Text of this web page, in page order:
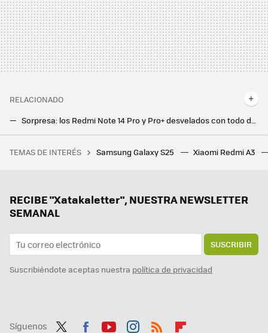
RELACIONADO
Sorpresa: los Redmi Note 14 Pro y Pro+ desvelados con todo detalle por la mismísima Xiaomi
Xiaomi Mix Flip, una apuesta al todo o nada para un móvil plegable que derrocha potencia y carácter
Tormenta perfecta en Spotify: tras perseguir a los usuarios del APK Premium, ahora oye anuncios por error hasta quien sí paga
TEMAS DE INTERÉS Samsung Galaxy S25 Xiaomi Redmi A3
RECIBE "Xatakaletter", NUESTRA NEWSLETTER
SEMANAL
SUSCRIBIR
Suscribiéndote aceptas nuestra política de privacidad
Síguenos